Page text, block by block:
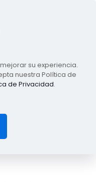
su experiencia.
nuestra Política de
de Privacidad.